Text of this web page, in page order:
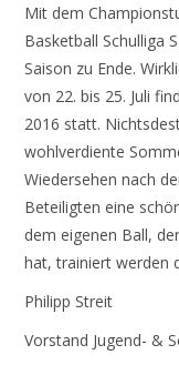
Mit dem
Basketball Schulliga
Saison zu Ende.
von 22. bis 25. Juli
2016 statt.
wohlverdiente
Wiedersehen nach
Beteiligten eine
dem eigenen Ball,
hat, trainiert werden
Philipp Streit
Vorstand Jugend- &